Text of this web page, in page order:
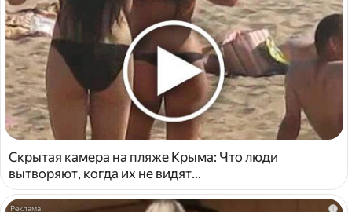
Скрытая камера на пляже Крыма: Что люди
вытворяют, когда их не видят...
i